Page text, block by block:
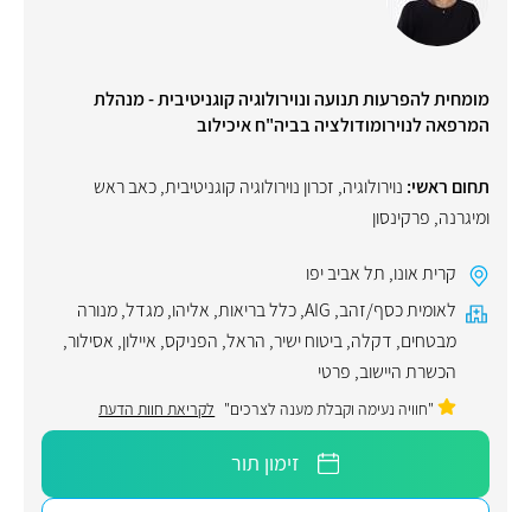
מומחית להפרעות תנועה ונוירולוגיה קוגניטיבית - מנהלת
המרפאה לנוירומודולציה בביה"ח איכילוב
תחום ראשי: נוירולוגיה, זכרון נוירולוגיה קוגניטיבית,כאב ראש
ומיגרנה, פרקינסון
קרית אונו, תל אביב יפו
לאומית כסף/זהב,
AIG
,כלל בריאות, אליהו,מגדל,מנורה
מבטחים, דקלה,ביטוח ישיר, הראל, הפניקס, איילון, אסילור,
הכשרת היישוב, פרטי
"חוויה נעימה וקבלת מענה לצרכים" לקריאת חוות הדעת
זימון תור